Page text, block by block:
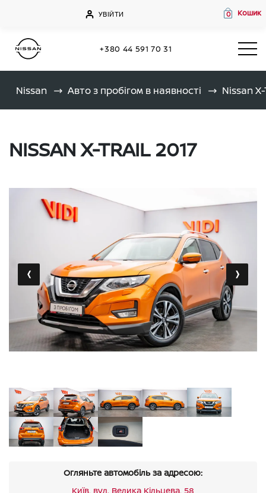
УВІЙТИ 0 Кошик
+380 44 591 70 31
Nissan Авто з пробігом в наявності Nissan
NISSAN X-TRAIL 2017
‹ ›
Огляньте автомобіль за адресою:
Київ, вул. Велика Кільцева, 58